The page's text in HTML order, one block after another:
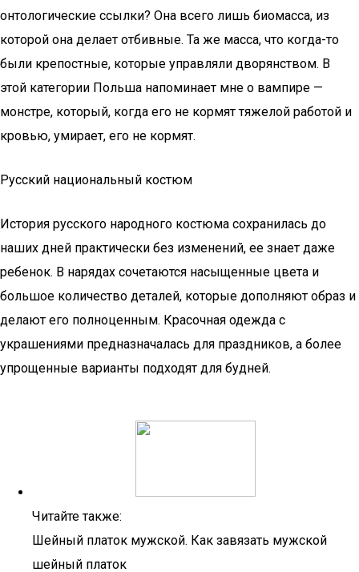
онтологические ссылки? Она всего лишь биомасса, из
которой она делает отбивные. Та же масса, что когда-то
были крепостные, которые управляли дворянством. В
этой категории Польша напоминает мне о вампире —
монстре, который, когда его не кормят тяжелой работой и
кровью, умирает, его не кормят.
Русский национальный костюм
История русского народного костюма сохранилась до
наших дней практически без изменений, ее знает даже
ребенок. В нарядах сочетаются насыщенные цвета и
большое количество деталей, которые дополняют образ и
делают его полноценным. Красочная одежда с
украшениями предназначалась для праздников, а более
упрощенные варианты подходят для будней.
Читайте также:
Шейный платок мужской. Как завязать мужской
шейный платок